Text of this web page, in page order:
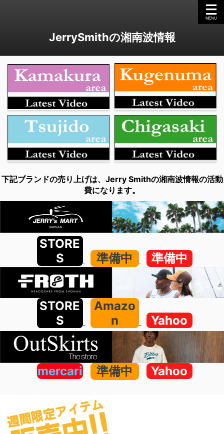
JerrySmithの湘南波情報
下記ブランドの売り上げは、Jerry Smithの湘南波情報の活動
費になります。
STORE
S
準備中 準備中
STORE
S
Amazo
n
Yahoo
mercari 準備中 Yahoo